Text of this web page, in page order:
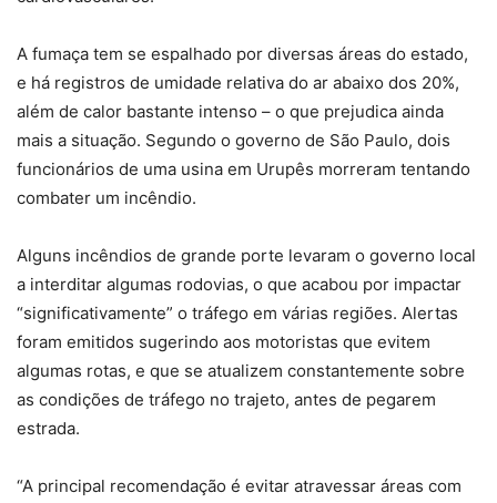
A fumaça tem se espalhado por diversas áreas do estado,
e há registros de umidade relativa do ar abaixo dos 20%,
além de calor bastante intenso – o que prejudica ainda
mais a situação. Segundo o governo de São Paulo, dois
funcionários de uma usina em Urupês morreram tentando
combater um incêndio.
Alguns incêndios de grande porte levaram o governo local
a interditar algumas rodovias, o que acabou por impactar
“significativamente” o tráfego em várias regiões. Alertas
foram emitidos sugerindo aos motoristas que evitem
algumas rotas, e que se atualizem constantemente sobre
as condições de tráfego no trajeto, antes de pegarem
estrada.
“A principal recomendação é evitar atravessar áreas com